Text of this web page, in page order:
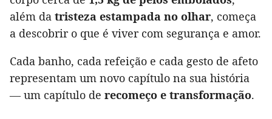
além da tristeza estampada no olhar, começa
a descobrir o que é viver com segurança e amor.
Cada banho, cada refeição e cada gesto de afeto
representam um novo capítulo na sua história
— um capítulo de recomeço e transformação.